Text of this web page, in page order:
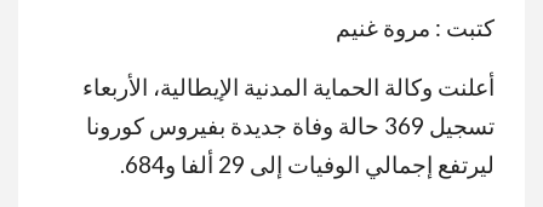
كتبت : مروة غنيم
أعلنت وكالة الحماية المدنية الإيطالية، الأربعاء
تسجيل 369 حالة وفاة جديدة بفيروس كورونا
ليرتفع إجمالي الوفيات إلى 29 ألفا و684.